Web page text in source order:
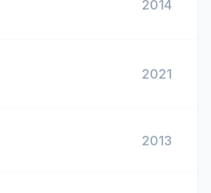
2014
2021
2013